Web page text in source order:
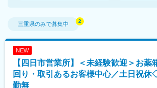
三重県のみで募集中
NEW
【四日市営業所】＜未経験歓迎＞お
回り・取引あるお客様中心／土日祝
勤無